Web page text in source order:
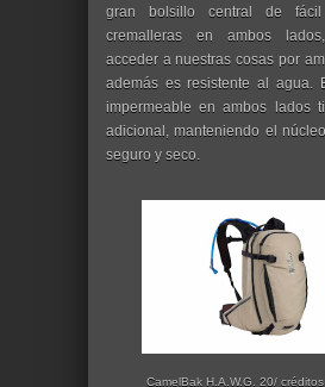
gran bolsillo central de
cremalleras en ambos
acceder a nuestras cosas por
además es resistente al agua.
impermeable en ambos lados
adicional, manteniendo el
seguro y seco.
CamelBak H.A.W.G. 20/